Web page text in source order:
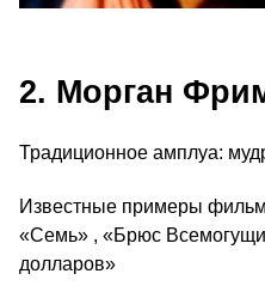
2. Морган
Традиционное амплуа:
Известные примеры
«Семь» , «Брюс
долларов»